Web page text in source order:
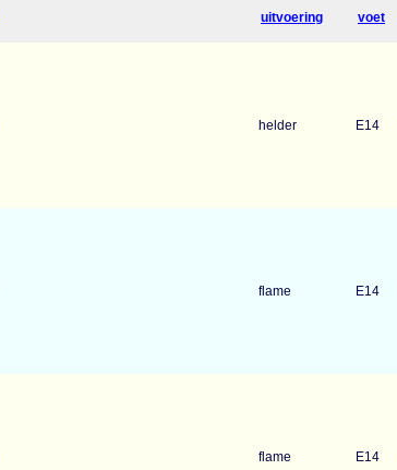
uitvoering voet
helder E14
flame E14
flame E14